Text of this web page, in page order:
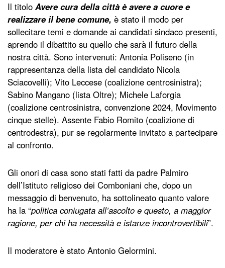
Il titolo Avere cura della città è avere a cuore e
realizzare il bene comune, è stato il modo per
sollecitare temi e domande ai candidati sindaco presenti,
aprendo il dibattito su quello che sarà il futuro della
nostra città. Sono intervenuti: Antonia Poliseno (in
rappresentanza della lista del candidato Nicola
Sciacovelli); Vito Leccese (coalizione centrosinistra);
Sabino Mangano (lista Oltre); Michele Laforgia
(coalizione centrosinistra, convenzione 2024, Movimento
cinque stelle). Assente Fabio Romito (coalizione di
centrodestra), pur se regolarmente invitato a partecipare
al confronto.
Gli onori di casa sono stati fatti da padre Palmiro
dell’Istituto religioso dei Comboniani che, dopo un
messaggio di benvenuto, ha sottolineato quanto valore
ha la “politica coniugata all’ascolto e questo, a maggior
ragione, per chi ha necessità e istanze incontrovertibili”.
Il moderatore è stato Antonio Gelormini.